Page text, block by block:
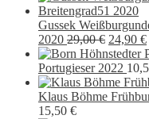
Gussek
2020 29,00€
Preis
war:
29,00 €
24,90 €
Portugieser 2022
Klaus Böhme
15,50 €